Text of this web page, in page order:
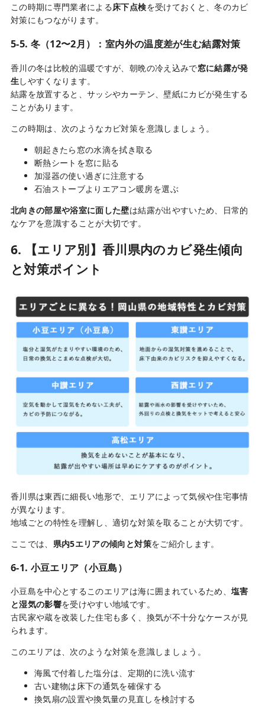
この時期に専門業者による床下点検を受けておくと、冬のカビ
対策にもつながります。
5-5. 冬（12〜2月）：室内外の温度差が生む結露対策
香川の冬は比較的温暖ですが、朝晩の冷え込みで窓に結露が発
生 しやすくなります。
結露を放置すると、サッシやカーテン、壁紙にカビが発生する
ことがあります。
この時期は、次のようなカビ対策を意識しましょう。
朝起きたら窓の水滴を拭き取る
断熱シートを窓に貼る
加湿器の使い過ぎに注意する
石油ストーブよりエアコン暖房を選ぶ
北向きの部屋や浴室に面した壁は結露が出やすいため、日常的
なケアを意識することが大切です。
6. 【エリア別】香川県内のカビ発生傾向
と対策ポイント
香川県は東西に細長い地形で、エリアによって気候や住宅事情
が異なります。
地域ごとの特性を理解し、適切な対策を取ることが大切です。
ここでは、 県内5エリアの傾向と対策をご紹介します。
6-1. 小豆エリア（小豆島）
小豆島を中心とするこのエリアは海に囲まれているため、塩害
と湿気の影響を受けやすい地域です。
古民家や蔵を改装した住宅も多く、換気が不十分なケースが見
られます。
このエリアは、次のような対策を意識しましょう。
海風で付着した塩分は、定期的に洗い流す
古い建物は床下の通気を確保する
換気扇の設置や換気量の見直しを検討する